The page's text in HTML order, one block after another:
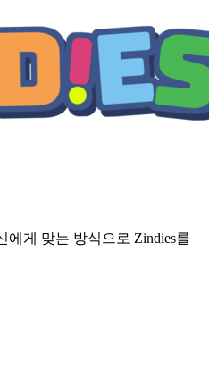
게 맞는 방식으로 Zindies를